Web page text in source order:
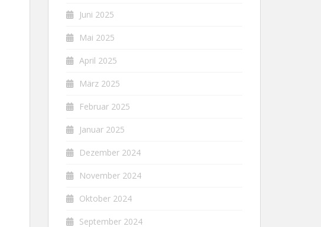
Juni 2025
Mai 2025
April 2025
März 2025
Februar 2025
Januar 2025
Dezember 2024
November 2024
Oktober 2024
September 2024